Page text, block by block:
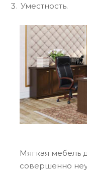
Уместность.
Мягкая мебель
совершенно